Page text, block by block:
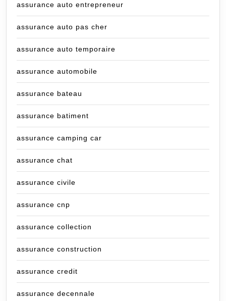
assurance auto entrepreneur
assurance auto pas cher
assurance auto temporaire
assurance automobile
assurance bateau
assurance batiment
assurance camping car
assurance chat
assurance civile
assurance cnp
assurance collection
assurance construction
assurance credit
assurance decennale